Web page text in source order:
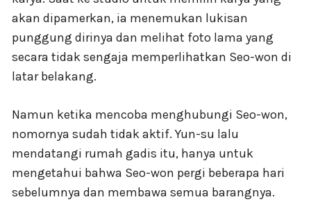
akan dipamerkan, ia menemukan lukisan
punggung dirinya dan melihat foto lama yang
secara tidak sengaja memperlihatkan Seo-won di
latar belakang.
Namun ketika mencoba menghubungi Seo-won,
nomornya sudah tidak aktif. Yun-su lalu
mendatangi rumah gadis itu, hanya untuk
mengetahui bahwa Seo-won pergi beberapa hari
sebelumnya dan membawa semua barangnya.